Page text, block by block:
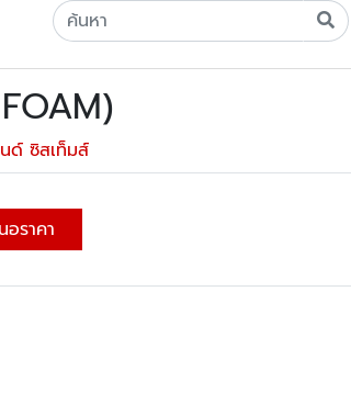
ด์ ซิสเท็มส์
อราคา